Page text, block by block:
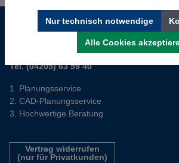
Service-Hotline
Sie planen ein neues Büro? Wir helfen
Tel. (04205) 63 59 40
Planungsservice
CAD-Planungsservice
Hochwertige Beratung
Vertrag widerrufen
(nur für Privatkunden)
Nur technisch notwendige
Alle Cookies